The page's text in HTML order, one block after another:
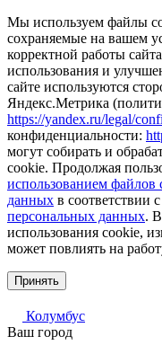
Мы используем файлы
сохраняемые на вашем
корректной работы
использования и
сайте используются
Яндекс.Метрика
https://yandex.ru/legal/
конфиденциальности:
могут собирать и
cookie. Продолжая
использованием файлов
данных в соответствии
персональных данных.
использования cookie,
может повлиять на
Принять
Колумбус
Ваш город